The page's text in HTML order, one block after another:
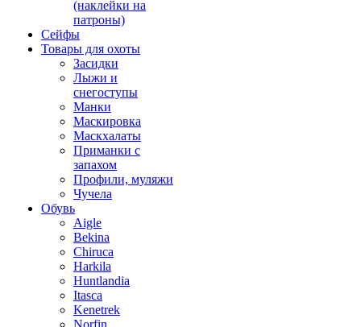
(наклейки на
патроны)
Сейфы
Товары для охоты
Засидки
Лыжи и
снегоступы
Манки
Маскировка
Маскхалаты
Приманки с
запахом
Профили, муляжи
Чучела
Обувь
Aigle
Bekina
Chiruсa
Harkila
Huntlandia
Itasca
Kenetrek
Norfin